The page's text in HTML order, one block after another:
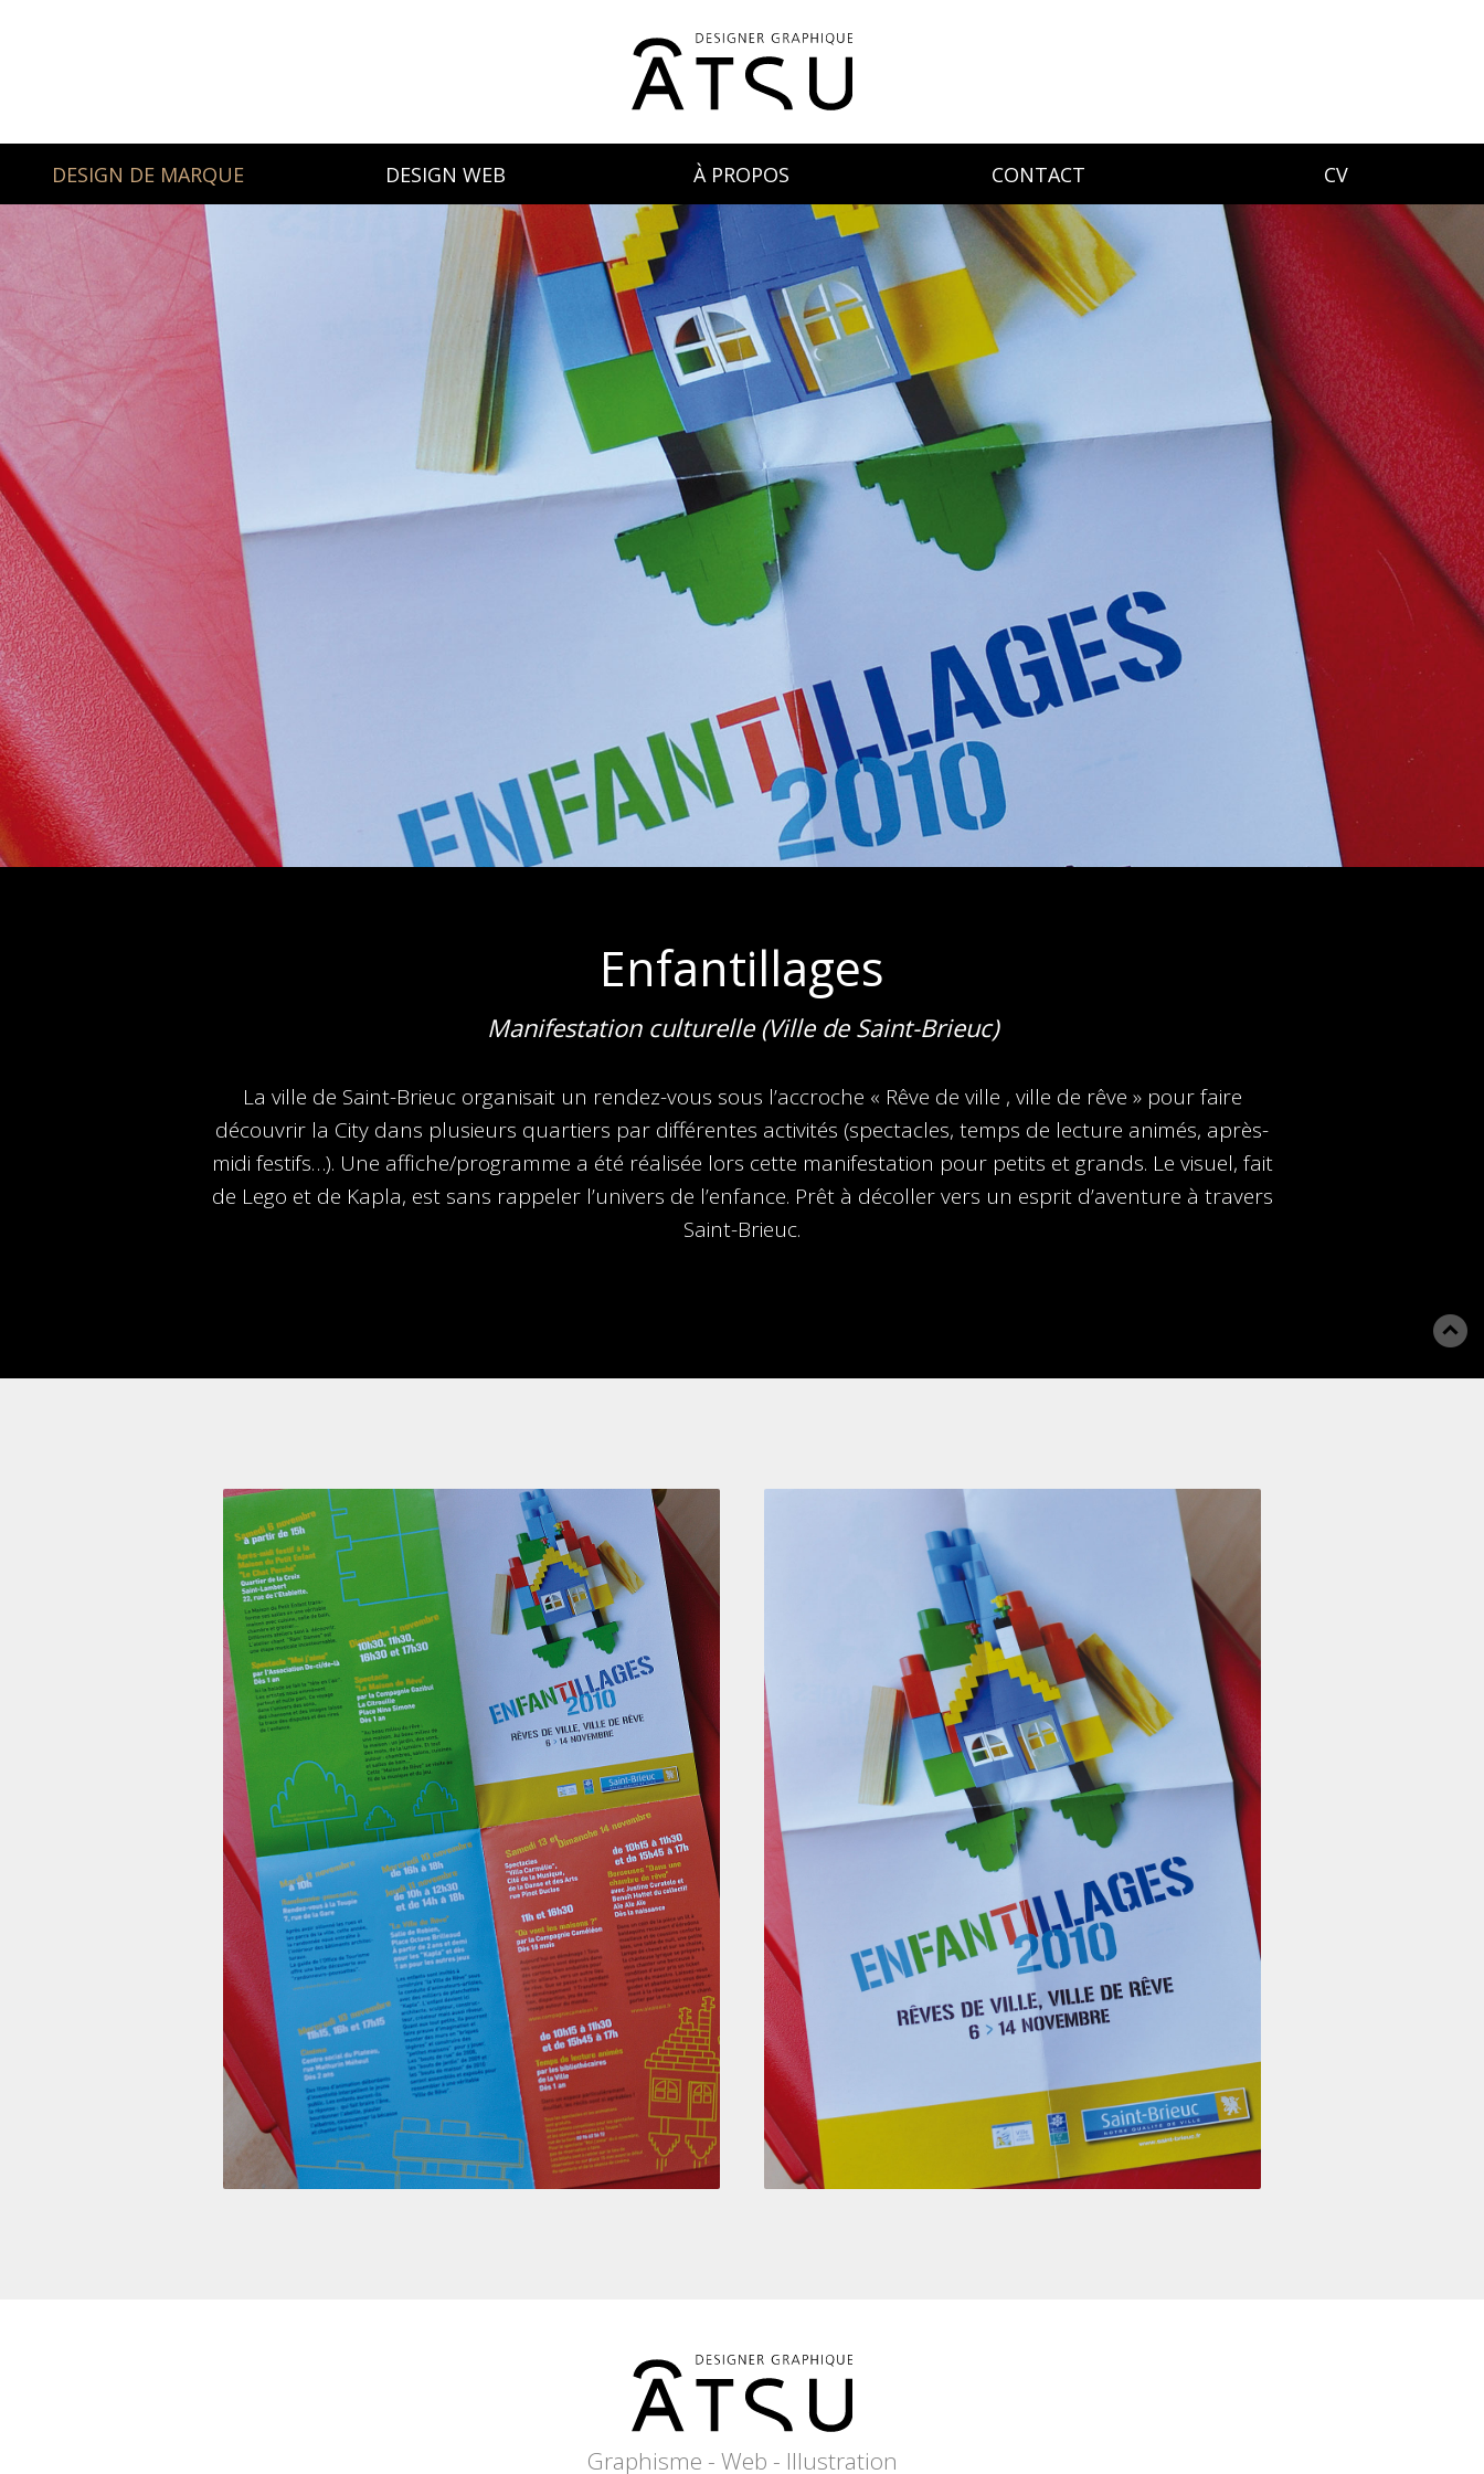
DESIGN DE MARQUE DESIGN WEB À PROPOS CONTACT CV
Enfantillages
Manifestation culturelle (Ville de Saint-Brieuc)
La ville de Saint-Brieuc organisait un rendez-vous sous l’accroche « Rêve de ville , ville de rêve » pour faire
découvrir la City dans plusieurs quartiers par différentes activités (spectacles, temps de lecture animés, après-
midi festifs…). Une affiche/programme a été réalisé­e lors cette manifestation pour petits et grands. Le visuel, fait
de Lego et de Kapla, est sans rappeler l’univers de l’enfance. Prêt à décoller vers un esprit d’aventure à travers
Saint-Brieuc.
Graphisme - Web - Illustration